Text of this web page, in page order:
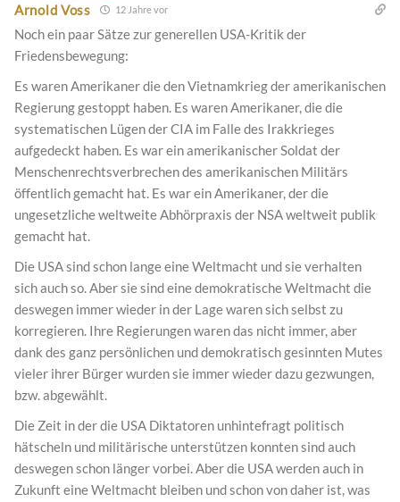
Arnold Voss 12 Jahre vor
Noch ein paar Sätze zur generellen USA-Kritik der
Friedensbewegung:
Es waren Amerikaner die den Vietnamkrieg der amerikanischen
Regierung gestoppt haben. Es waren Amerikaner, die die
systematischen Lügen der CIA im Falle des Irakkrieges
aufgedeckt haben. Es war ein amerikanischer Soldat der
Menschenrechtsverbrechen des amerikanischen Militärs
öffentlich gemacht hat. Es war ein Amerikaner, der die
ungesetzliche weltweite Abhörpraxis der NSA weltweit publik
gemacht hat.
Die USA sind schon lange eine Weltmacht und sie verhalten
sich auch so. Aber sie sind eine demokratische Weltmacht die
deswegen immer wieder in der Lage waren sich selbst zu
korregieren. Ihre Regierungen waren das nicht immer, aber
dank des ganz persönlichen und demokratisch gesinnten Mutes
vieler ihrer Bürger wurden sie immer wieder dazu gezwungen,
bzw. abgewählt.
Die Zeit in der die USA Diktatoren unhintefragt politisch
hätscheln und militärische unterstützen konnten sind auch
deswegen schon länger vorbei. Aber die USA werden auch in
Zukunft eine Weltmacht bleiben und schon von daher ist, was